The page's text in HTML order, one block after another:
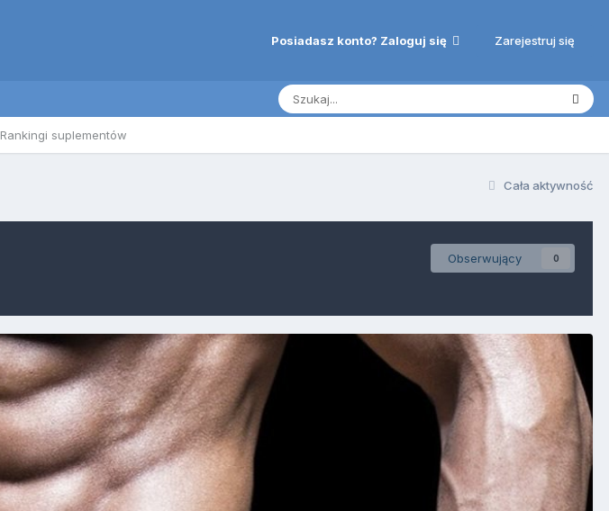
Posiadasz konto? Zaloguj się Zarejestruj się
Rankingi suplementów
Cała aktywność
Obserwujący 0